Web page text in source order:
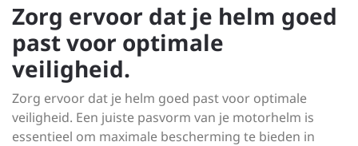
Zorg ervoor dat je helm goed
past voor optimale
veiligheid.
Zorg ervoor dat je helm goed past voor optimale
veiligheid. Een juiste pasvorm van je motorhelm is
essentieel om maximale bescherming te bieden in